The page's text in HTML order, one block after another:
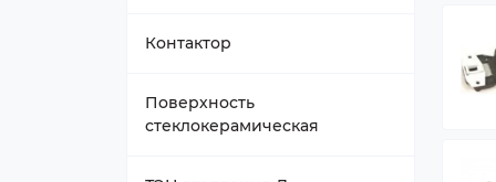
Втулка вала
Держатель насадок
Контактор
Поверхность
стеклокерамическая